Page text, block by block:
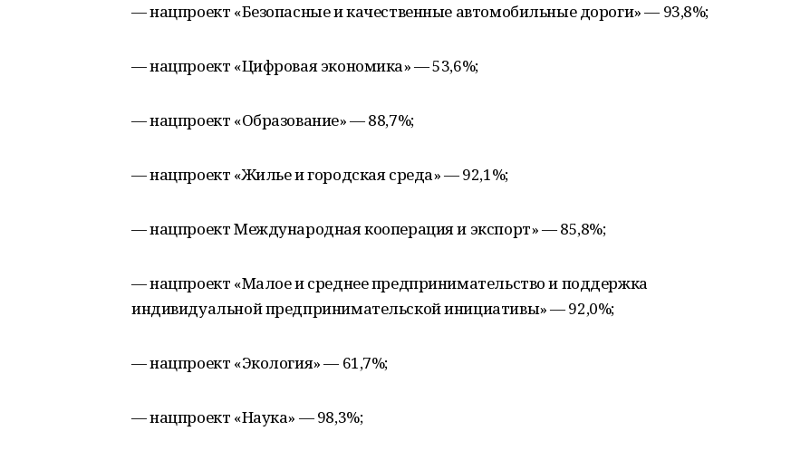
— нацпроект «Безопасные и качественные автомобильные дороги» — 93,8%;
— нацпроект «Цифровая экономика» — 53,6%;
— нацпроект «Образование» — 88,7%;
— нацпроект «Жилье и городская среда» — 92,1%;
— нацпроект Международная кооперация и экспорт» — 85,8%;
— нацпроект «Малое и среднее предпринимательство и поддержка
индивидуальной предпринимательской инициативы» — 92,0%;
— нацпроект «Экология» — 61,7%;
— нацпроект «Наука» — 98,3%;